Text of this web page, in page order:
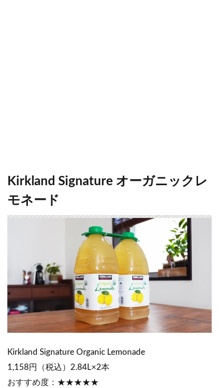
Kirkland Signature オーガニックレ
モネード
Kirkland Signature Organic Lemonade
1,158円（税込）2.84L×2本
おすすめ度：★★★★★